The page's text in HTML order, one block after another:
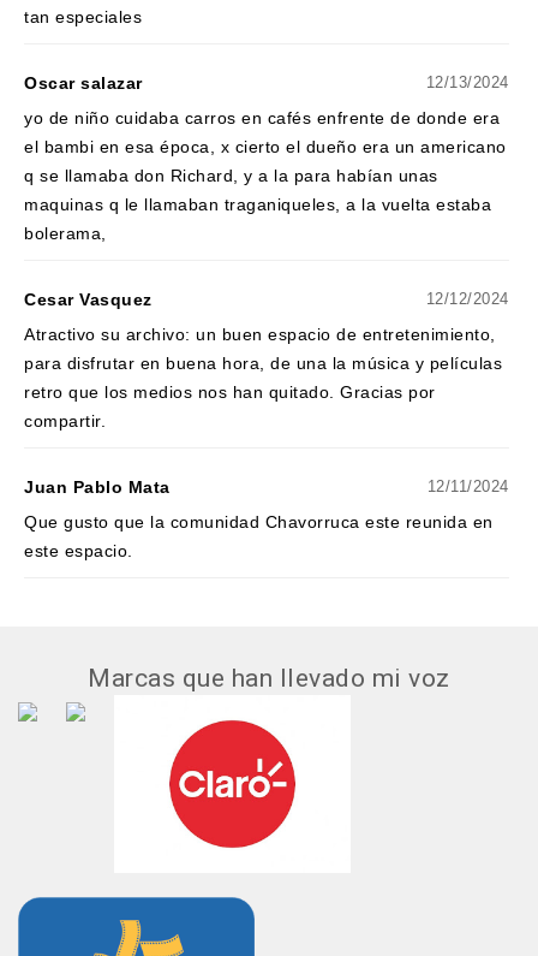
tan especiales
Oscar salazar 12/13/2024
yo de niño cuidaba carros en cafés enfrente de donde era
el bambi en esa época, x cierto el dueño era un americano
q se llamaba don Richard, y a la para habían unas
maquinas q le llamaban traganiqueles, a la vuelta estaba
bolerama,
Cesar Vasquez 12/12/2024
Atractivo su archivo: un buen espacio de entretenimiento,
para disfrutar en buena hora, de una la música y películas
retro que los medios nos han quitado. Gracias por
compartir.
Juan Pablo Mata 12/11/2024
Que gusto que la comunidad Chavorruca este reunida en
este espacio.
Marcas que han llevado mi voz